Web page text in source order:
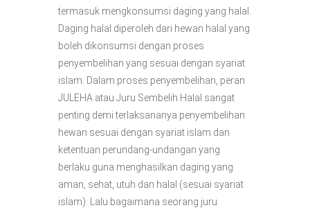
termasuk mengkonsumsi daging yang halal.
Daging halal diperoleh dari hewan halal yang
boleh dikonsumsi dengan proses
penyembelihan yang sesuai dengan syariat
islam. Dalam proses penyembelihan, peran
JULEHA atau Juru Sembelih Halal sangat
penting demi terlaksananya penyembelihan
hewan sesuai dengan syariat islam dan
ketentuan perundang-undangan yang
berlaku guna menghasilkan daging yang
aman, sehat, utuh dan halal (sesuai syariat
islam). Lalu bagaimana seorang juru